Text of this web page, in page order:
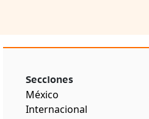
Secciones
México
Internacional